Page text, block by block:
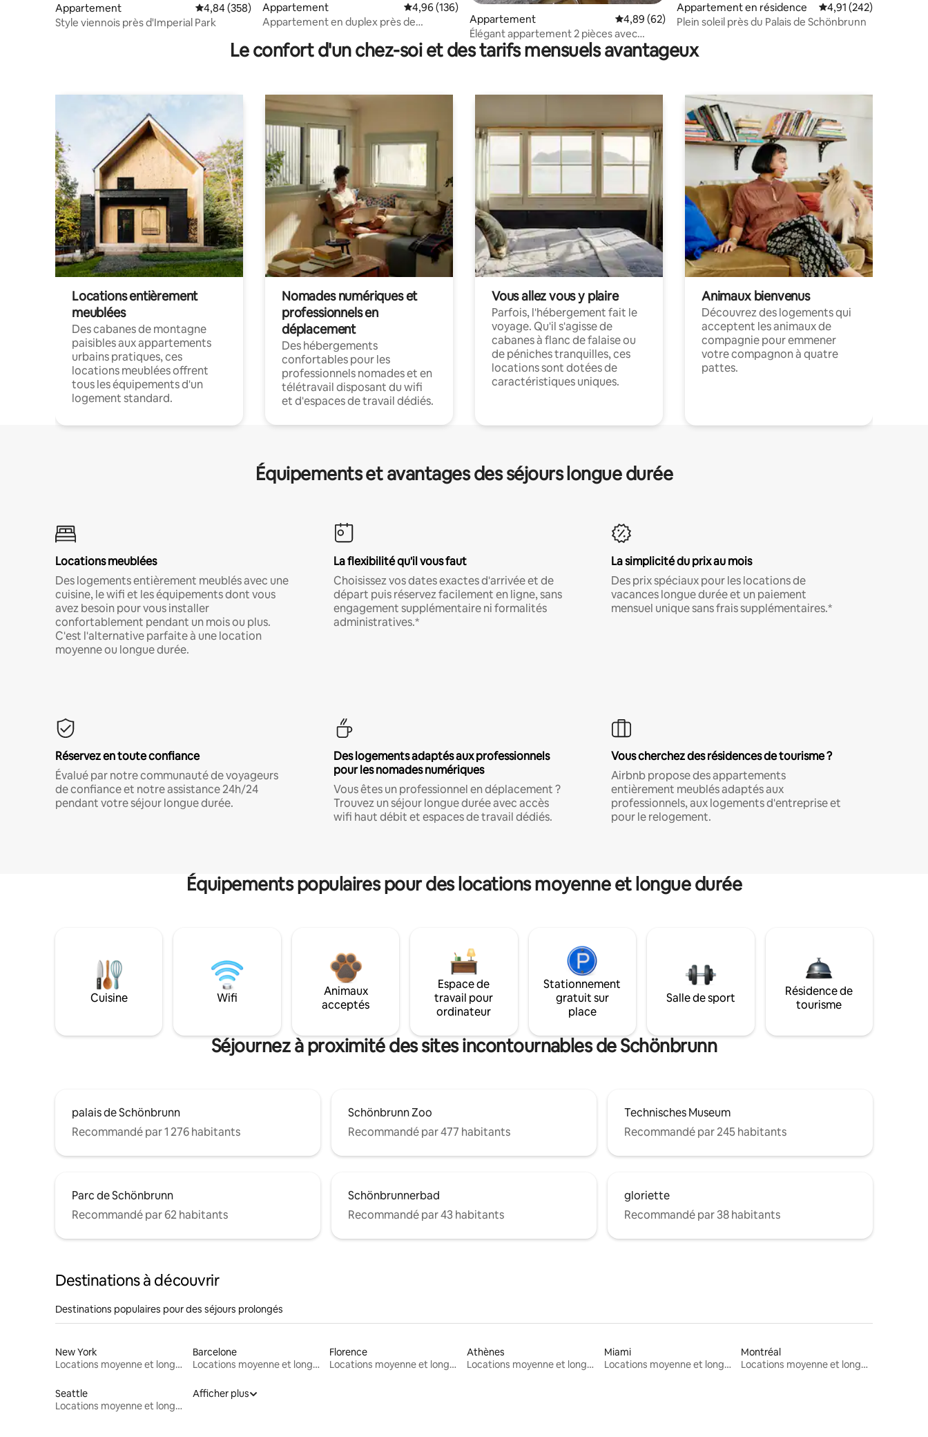
Appartement Évaluation moyenne sur la base de 358 commentaires : 4,84 sur 5
4,84 (358)
Style viennois près d'Imperial Park
Appartement Évaluation moyenne sur la base de 136 commentaires : 4,96 sur 5
4,96 (136)
Appartement en duplex près de
Appartement Évaluation moyenne sur la base de 62 commentaires : 4,89 sur 5
4,89 (62)
Élégant appartement 2 pièces avec
balcon – Ville/Schönbrunn/Bahnhof
Appartement en résidence Évaluation moyenne
4,91 (242)
Plein soleil près du Palais de Schönbrunn
Le confort d'un chez-soi et des tarifs mensuels avantageux
Locations entièrement
meublées
Des cabanes de montagne
paisibles aux appartements
urbains pratiques, ces
locations meublées offrent
tous les équipements d'un
logement standard.
Nomades numériques et
professionnels en
déplacement
Des hébergements
confortables pour les
professionnels nomades et en
télétravail disposant du wifi
et d'espaces de travail dédiés.
Vous allez vous y plaire
Parfois, l'hébergement fait le
voyage. Qu'il s'agisse de
cabanes à flanc de falaise ou
de péniches tranquilles, ces
locations sont dotées de
caractéristiques uniques.
Animaux bienvenus
Découvrez des logements qui
acceptent les animaux de
compagnie pour emmener
votre compagnon à quatre
pattes.
Équipements et avantages des séjours longue durée
Locations meublées
Des logements entièrement meublés avec une
cuisine, le wifi et les équipements dont vous
avez besoin pour vous installer
confortablement pendant un mois ou plus.
C'est l'alternative parfaite à une location
moyenne ou longue durée.
La flexibilité qu'il vous faut
Choisissez vos dates exactes d'arrivée et de
départ puis réservez facilement en ligne, sans
engagement supplémentaire ni formalités
administratives.*
La simplicité du prix au mois
Des prix spéciaux pour les locations de
vacances longue durée et un paiement
mensuel unique sans frais supplémentaires.*
Réservez en toute confiance
Évalué par notre communauté de voyageurs
de confiance et notre assistance 24h/24
pendant votre séjour longue durée.
Des logements adaptés aux professionnels
pour les nomades numériques
Vous êtes un professionnel en déplacement ?
Trouvez un séjour longue durée avec accès
wifi haut débit et espaces de travail dédiés.
Vous cherchez des résidences de tourisme ?
Airbnb propose des appartements
entièrement meublés adaptés aux
professionnels, aux logements d'entreprise et
pour le relogement.
Équipements populaires pour des locations moyenne et longue durée
Cuisine Wifi
Animaux
acceptés
Espace de
travail pour
ordinateur
Stationnement
gratuit sur
place
Salle de sport
Résidence de
tourisme
Séjournez à proximité des sites incontournables de Schönbrunn
palais de Schönbrunn
Recommandé par 1 276 habitants
Schönbrunn Zoo
Recommandé par 477 habitants
Technisches Museum
Recommandé par 245 habitants
Parc de Schönbrunn
Recommandé par 62 habitants
Schönbrunnerbad
Recommandé par 43 habitants
gloriette
Recommandé par 38 habitants
Destinations à découvrir
Destinations populaires pour des séjours prolongés
New York
Locations moyenne et longue durée
Barcelone
Locations moyenne et longue durée
Florence
Locations moyenne et longue durée
Athènes
Locations moyenne et longue durée
Miami
Locations moyenne et longue durée
Montréal
Locations moyenne et longue durée
Seattle
Locations moyenne et longue durée
Afficher plus